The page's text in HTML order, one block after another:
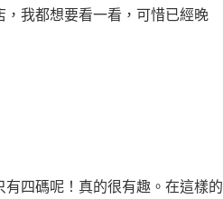
我都想要看一看，可惜已經晚
四碼呢！真的很有趣。在這樣的